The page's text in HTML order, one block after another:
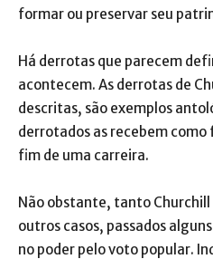
formar ou preservar seu
Há derrotas que parecem
acontecem. As derrotas de
descritas, são exemplos
derrotados as recebem
fim de uma carreira.
Não obstante, tanto Churchill
outros casos, passados
no poder pelo voto popular.